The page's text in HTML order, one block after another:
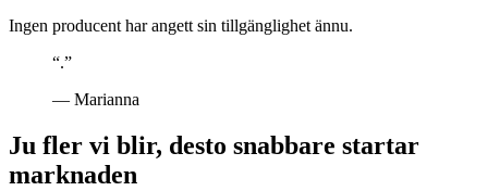
Ingen producent har angett sin tillgänglighet ännu.
“.”
— Marianna
Ju fler vi blir, desto snabbare startar
marknaden